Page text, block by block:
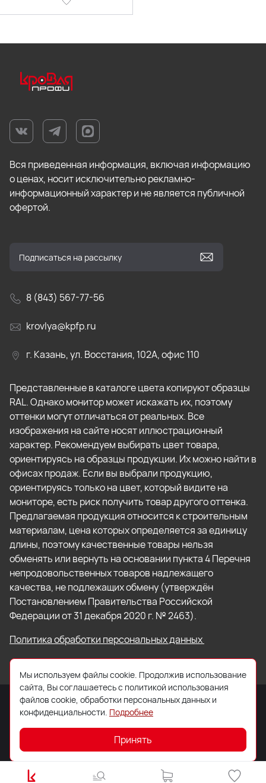
Вся приведенная информация, включая информацию
о ценах, носит исключительно рекламно-
информационный характер и не является публичной
офертой.
8 (843) 567-77-56
krovlya@kpfp.ru
г. Казань, ул. Восстания, 102А, офис 110
Представленные в каталоге цвета копируют образцы
RAL. Однако монитор может искажать их, поэтому
оттенки могут отличаться от реальных. Все
изображения на сайте носят иллюстрационный
характер. Рекомендуем выбирать цвет товара,
ориентируясь на образцы продукции. Их можно найти в
офисах продаж. Если вы выбрали продукцию,
ориентируясь только на цвет, который видите на
мониторе, есть риск получить товар другого оттенка.
Предлагаемая продукция относится к строительным
материалам, цена которых определяется за единицу
длины, поэтому качественные товары нельзя
обменять или вернуть на основании пункта 4 Перечня
непродовольственных товаров надлежащего
качества, не подлежащих обмену (утверждён
Постановлением Правительства Российской
Федерации от 31 декабря 2020 г. № 2463).
Политика обработки персональных данных
© 2026 ООО «Торговый Дом «Кровля Профи»
Мы используем файлы cookie. Продолжив использование
сайта, Вы соглашаетесь с политикой использования
файлов cookie, обработки персональных данных и
конфиденциальности. Подробнее
Принять